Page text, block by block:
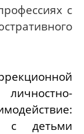
с
с детьми